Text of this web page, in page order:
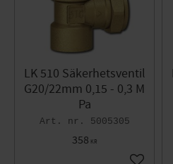
LK 510 Säkerhetsventil
G20/22mm 0,15 - 0,3 M
Pa
5005305
358 KR